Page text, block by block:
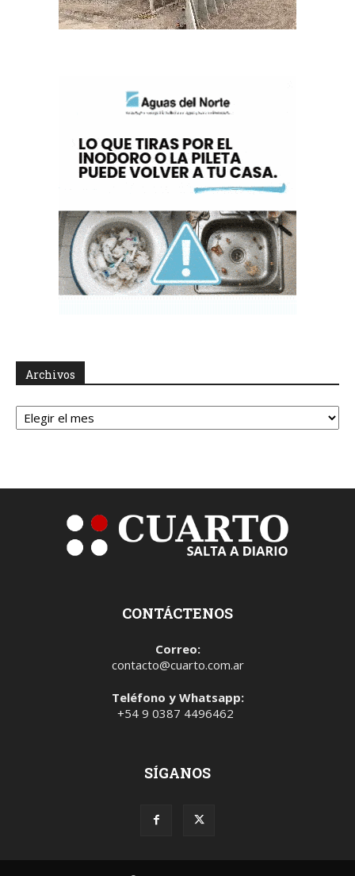
Archivos
Archivos
CONTÁCTENOS
Correo:
contacto@cuarto.com.ar
Teléfono y Whatsapp:
+54 9 0387 4496462
SÍGANOS